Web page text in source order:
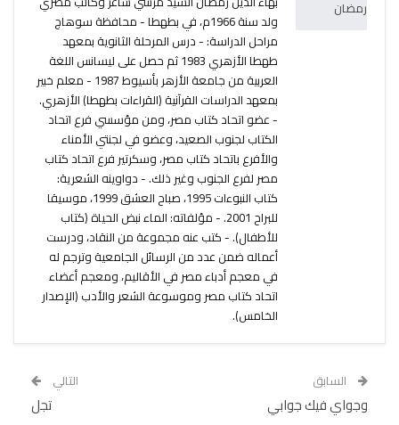
ولد سنة 1966م، في بطهطا - محافظة سوهاج
مراحل الدراسة: - درس المرحلة الثانوية بمعهد
طهطا الأزهري 1983 ثم حصل على ليسانس اللغة
العربية من جامعة الأزهر بأسيوط 1987 - معلم خبير
بمعهد الدراسات القرآنية (القراءات بطهطا) الأزهري.
- عضو اتحاد كتاب مصر، ومن مؤسسي فرع اتحاد
الكتاب لجنوب الصعيد، وعضو في لجنتي الأمناء
والأفرع باتحاد كتاب مصر، وسكرتير فرع اتحاد كتاب
مصر لفرع الجنوب وغير ذلك. - دواوينه الشعرية:
كتاب النبوءات 1995، صباح العشق 1999، موسيقا
للبراح 2001. - مؤلفاته: الماء نبض الحياة (كتاب
للأطفال). - كتب عنه مجموعة من النقاد، ودرست
أعماله ضمن عدد من الرسائل الجامعية وترجم له
في معجم أدباء مصر في الأقاليم، ومعجم أعضاء
اتحاد كتاب مصر وموسوعة الشعر والأدب (الإصدار
الخامس).
السابق
وجواي فيك جوابي
التالي
تجل